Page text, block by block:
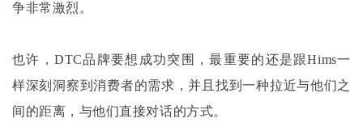
争非常激烈。
也许， DTC品牌要想成功突围，最重要的还是跟Hims一
样深刻洞察到消费者的需求，并且找到一种拉近与他们之
间的距离，与他们直接对话的方式。